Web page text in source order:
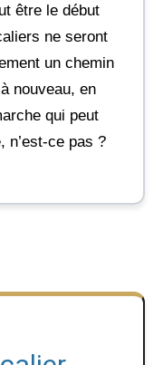
être le début
ne seront
un chemin
nouveau, en
qui peut
n’est-ce pas ?